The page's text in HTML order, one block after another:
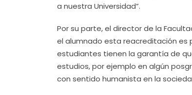
a nuestra Universidad”.
Por su parte, el director de la
el alumnado esta reacreditación es
estudiantes tienen la garantía de
estudios, por ejemplo en algún
con sentido humanista en la